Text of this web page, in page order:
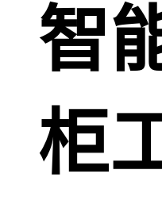
智
柜